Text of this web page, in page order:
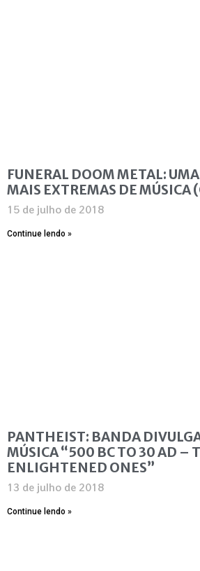
FUNERAL DOOM METAL:
MAIS EXTREMAS DE MÚSICA
15 de julho de 2018
Continue lendo »
PANTHEIST: BANDA
MÚSICA “500 BC TO 30 AD –
ENLIGHTENED ONES”
13 de julho de 2018
Continue lendo »